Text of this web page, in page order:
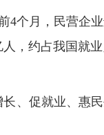
4个月，民营企
，约占我国就
、促就业、惠